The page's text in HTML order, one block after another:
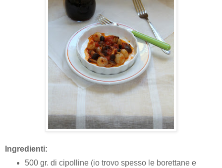
Ingredienti:
500 gr. di cipolline (io trovo spesso le borettane e